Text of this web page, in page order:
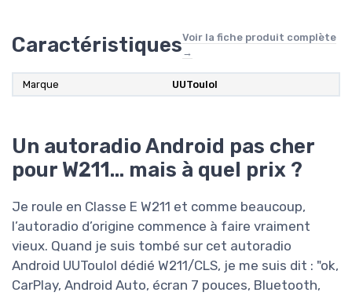
CaractéristiquesVoir la fiche produit complète
→
Marque ‎UUTouIoI
Un autoradio Android pas cher
pour W211… mais à quel prix ?
Je roule en Classe E W211 et comme beaucoup,
l’autoradio d’origine commence à faire vraiment
vieux. Quand je suis tombé sur cet autoradio
Android UUTouIoI dédié W211/CLS, je me suis dit : "ok,
CarPlay, Android Auto, écran 7 pouces, Bluetooth,